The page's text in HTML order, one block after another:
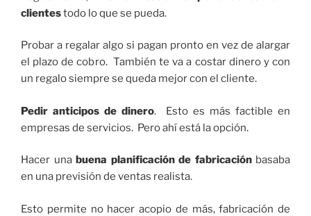
clientestodo lo que se pueda.
Probar a regalar algo si pagan pronto en vez de alargar
el plazo de cobro. También te va a costar dinero y con
un regalo siempre se queda mejor con el cliente.
Pedir anticipos de dinero. Esto es más factible en
empresas de servicios. Pero ahí está la opción.
Hacer una buena planificación de fabricaciónbasaba
en una previsión de ventas realista.
Esto permite no hacer acopio de más, fabricación de